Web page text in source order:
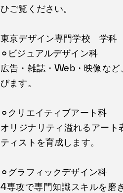
ひご覧ください。
東京デザイン専門学校 学科
⚪︎ビジュアルデザイン科
広告・雑誌・Web・映像な
びます。
⚪︎クリエイティブアート科
オリジナリティ溢れるアー
ティストを育成します。
⚪︎グラフィックデザイン科
4専攻で専門知識スキルを磨